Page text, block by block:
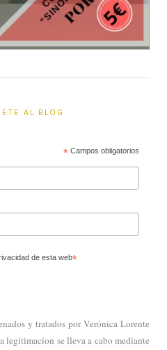
AL BLOG
*Campos obligatorios
de esta web*
y tratados por Verónica Lorente
legitimacion se lleva a cabo mediante